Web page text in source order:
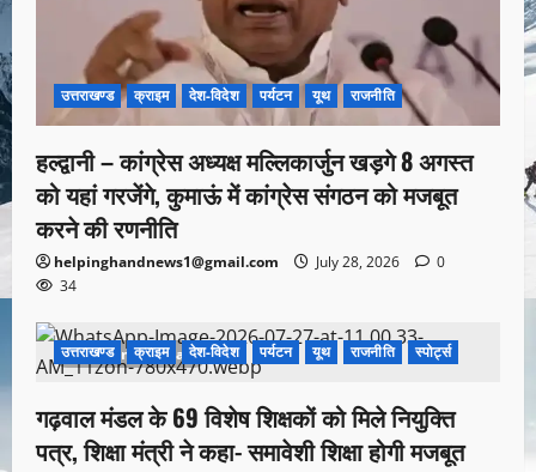
उत्तराखण्ड क्राइम देश-विदेश पर्यटन यूथ राजनीति
हल्द्वानी – कांग्रेस अध्यक्ष मल्लिकार्जुन खड़गे 8 अगस्त
को यहां गरजेंगे, कुमाऊं में कांग्रेस संगठन को मजबूत
करने की रणनीति
helpinghandnews1@gmail.com July 28, 2026
0
34
1 minute read
उत्तराखण्ड क्राइम देश-विदेश पर्यटन यूथ राजनीति स्पोर्ट्स
गढ़वाल मंडल के 69 विशेष शिक्षकों को मिले नियुक्ति
पत्र, शिक्षा मंत्री ने कहा- समावेशी शिक्षा होगी मजबूत